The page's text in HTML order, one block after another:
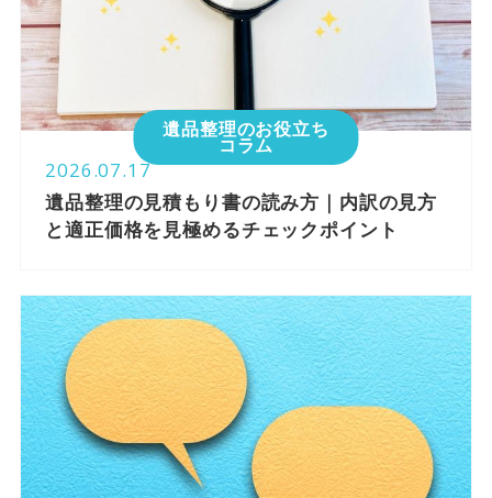
遺品整理のお役立ち
コラム
2026.07.17
遺品整理の見積もり書の読み方｜内訳の見方
と適正価格を見極めるチェックポイント